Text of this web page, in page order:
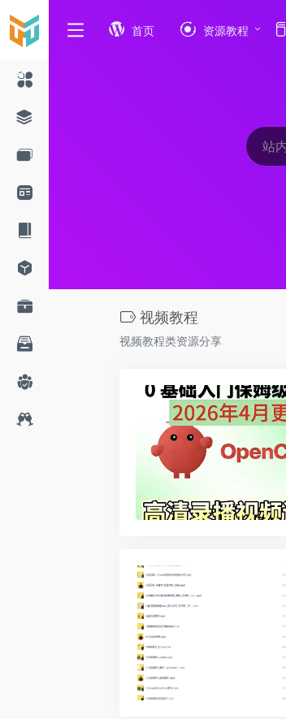
首页 资源教程
视频教程
视频教程类资源分享